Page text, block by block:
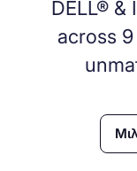
DELL®
across